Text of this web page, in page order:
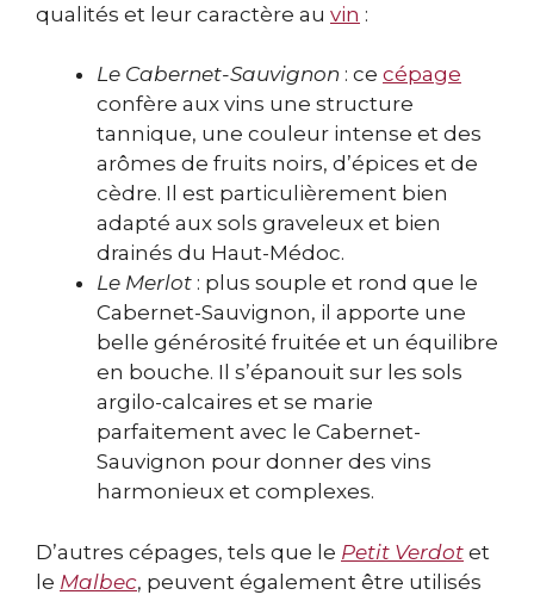
qualités et leur caractère au vin :
Le Cabernet-Sauvignon : ce cépage
confère aux vins une structure
tannique, une couleur intense et des
arômes de fruits noirs, d’épices et de
cèdre. Il est particulièrement bien
adapté aux sols graveleux et bien
drainés du Haut-Médoc.
Le Merlot : plus souple et rond que le
Cabernet-Sauvignon, il apporte une
belle générosité fruitée et un équilibre
en bouche. Il s’épanouit sur les sols
argilo-calcaires et se marie
parfaitement avec le Cabernet-
Sauvignon pour donner des vins
harmonieux et complexes.
D’autres cépages, tels que le Petit Verdot et
le Malbec, peuvent également être utilisés